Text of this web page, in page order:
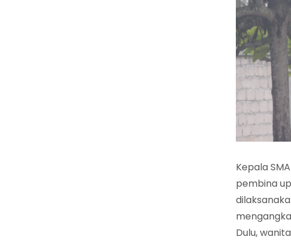
Kepala
pembina
Dulu,